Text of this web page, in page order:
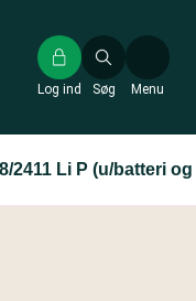
Søg
Log ind Menu
2411 Li P (u/batteri